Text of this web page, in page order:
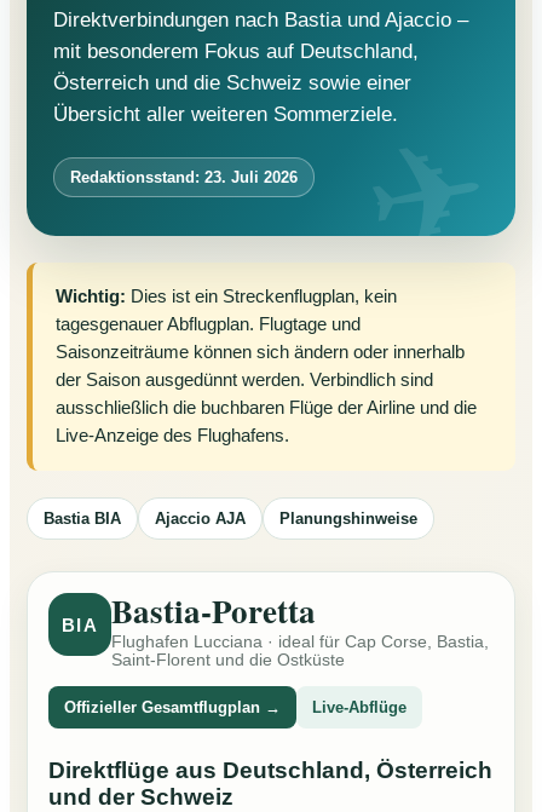
Direktverbindungen nach Bastia und Ajaccio –
mit besonderem Fokus auf Deutschland,
Österreich und die Schweiz sowie einer
Übersicht aller weiteren Sommerziele.
Redaktionsstand: 23. Juli 2026
Wichtig: Dies ist ein Streckenflugplan, kein
tagesgenauer Abflugplan. Flugtage und
Saisonzeiträume können sich ändern oder innerhalb
der Saison ausgedünnt werden. Verbindlich sind
ausschließlich die buchbaren Flüge der Airline und die
Live-Anzeige des Flughafens.
Bastia BIA Ajaccio AJA Planungshinweise
BIA Bastia-Poretta
Flughafen Lucciana · ideal für Cap Corse, Bastia,
Saint-Florent und die Ostküste
Offizieller Gesamtflugplan → Live-Abflüge
Direktflüge aus Deutschland, Österreich
und der Schweiz